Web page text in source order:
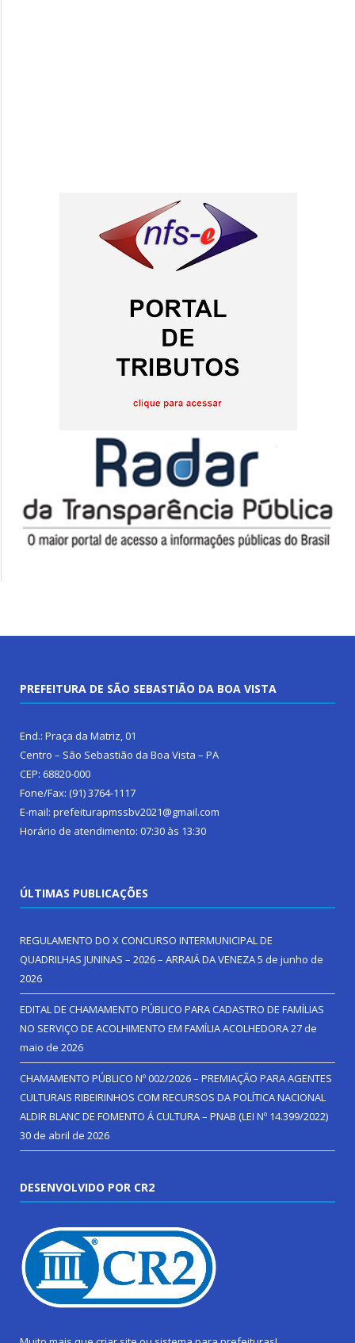
PREFEITURA DE SÃO SEBASTIÃO DA BOA VISTA
End.: Praça da Matriz, 01
Centro – São Sebastião da Boa Vista – PA
CEP: 68820-000
Fone/Fax: (91) 3764-1117
E-mail: prefeiturapmssbv2021@gmail.com
Horário de atendimento: 07:30 às 13:30
ÚLTIMAS PUBLICAÇÕES
REGULAMENTO DO X CONCURSO INTERMUNICIPAL DE
QUADRILHAS JUNINAS – 2026 – ARRAIÁ DA VENEZA5 de junho de
2026
EDITAL DE CHAMAMENTO PÚBLICO PARA CADASTRO DE FAMÍLIAS
NO SERVIÇO DE ACOLHIMENTO EM FAMÍLIA ACOLHEDORA27 de
maio de 2026
CHAMAMENTO PÚBLICO Nº 002/2026 – PREMIAÇÃO PARA AGENTES
CULTURAIS RIBEIRINHOS COM RECURSOS DA POLÍTICA NACIONAL
ALDIR BLANC DE FOMENTO Á CULTURA – PNAB (LEI Nº 14.399/2022)
30 de abril de 2026
DESENVOLVIDO POR CR2